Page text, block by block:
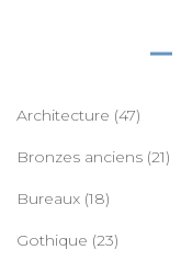
Architecture (47)
Bronzes anciens (21)
Bureaux (18)
Gothique (23)